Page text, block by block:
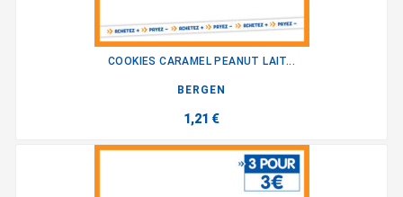
COOKIES CARAMEL PEANUT LAIT...
BERGEN
1,21 €